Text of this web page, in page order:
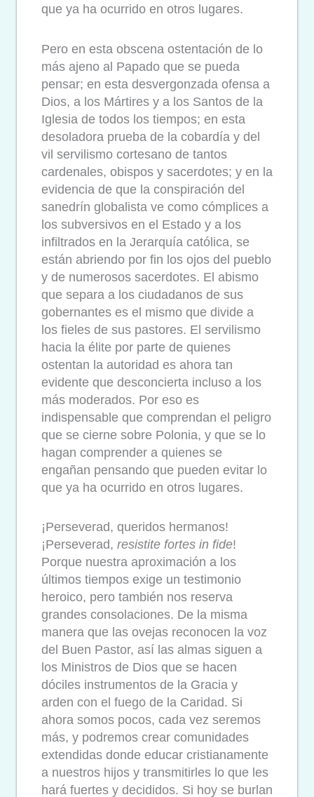
que ya ha ocurrido en otros lugares.
Pero en esta obscena ostentación de lo
más ajeno al Papado que se pueda
pensar; en esta desvergonzada ofensa a
Dios, a los Mártires y a los Santos de la
Iglesia de todos los tiempos; en esta
desoladora prueba de la cobardía y del
vil servilismo cortesano de tantos
cardenales, obispos y sacerdotes; y en la
evidencia de que la conspiración del
sanedrín globalista ve como cómplices a
los subversivos en el Estado y a los
infiltrados en la Jerarquía católica, se
están abriendo por fin los ojos del pueblo
y de numerosos sacerdotes. El abismo
que separa a los ciudadanos de sus
gobernantes es el mismo que divide a
los fieles de sus pastores. El servilismo
hacia la élite por parte de quienes
ostentan la autoridad es ahora tan
evidente que desconcierta incluso a los
más moderados. Por eso es
indispensable que comprendan el peligro
que se cierne sobre Polonia, y que se lo
hagan comprender a quienes se
engañan pensando que pueden evitar lo
que ya ha ocurrido en otros lugares.
¡Perseverad, queridos hermanos!
¡Perseverad, resistite fortes in fide!
Porque nuestra aproximación a los
últimos tiempos exige un testimonio
heroico, pero también nos reserva
grandes consolaciones. De la misma
manera que las ovejas reconocen la voz
del Buen Pastor, así las almas siguen a
los Ministros de Dios que se hacen
dóciles instrumentos de la Gracia y
arden con el fuego de la Caridad. Si
ahora somos pocos, cada vez seremos
más, y podremos crear comunidades
extendidas donde educar cristianamente
a nuestros hijos y transmitirles lo que les
hará fuertes y decididos. Si hoy se burlan